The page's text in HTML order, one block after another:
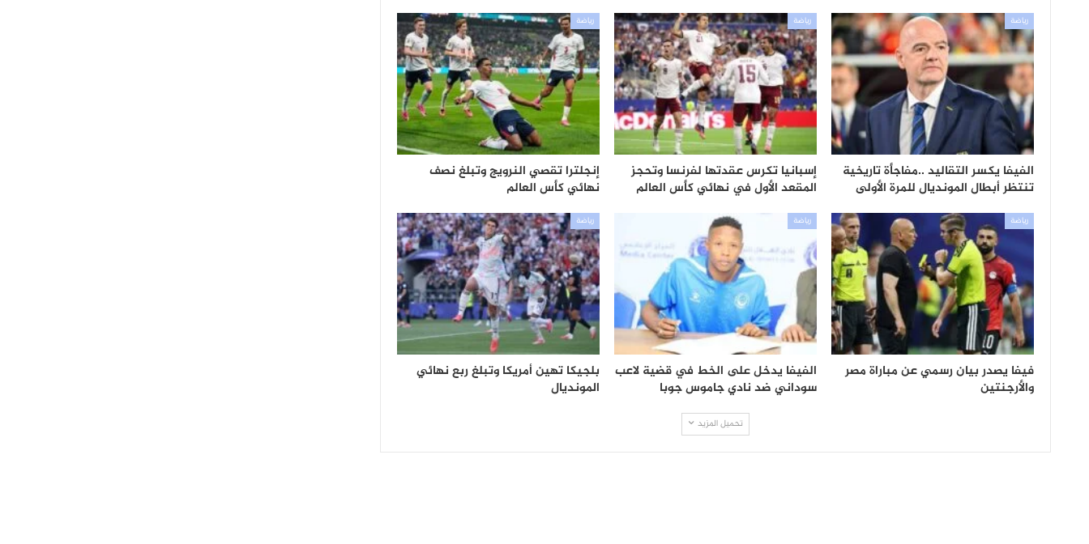
رياضة
الفيفا يكسر التقاليد ..مفاجأة تاريخية
تنتظر أبطال المونديال للمرة الأولى
رياضة
إسبانيا تكرس عقدتها لفرنسا وتحجز
المقعد الأول في نهائي كأس العالم
رياضة
إنجلترا تقصي النرويج وتبلغ نصف
نهائي كأس العالم
رياضة
فيفا يصدر بيان رسمي عن مباراة مصر
والأرجنتين
رياضة
الفيفا يدخل على الخط في قضية لاعب
سوداني ضد نادي جاموس جوبا
رياضة
بلجيكا تهين أمريكا وتبلغ ربع نهائي
المونديال
تحميل المزيد